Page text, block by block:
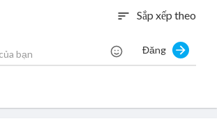
sort Sắp xếp theo
Đăng